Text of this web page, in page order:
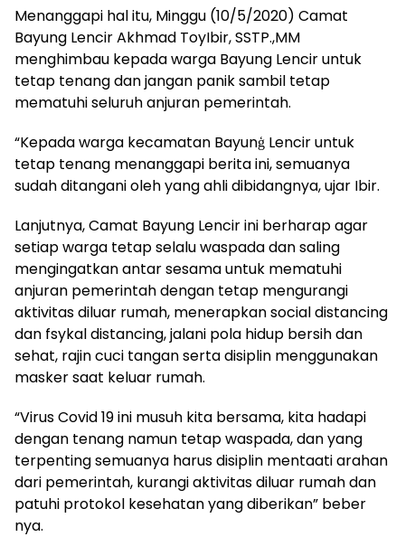
Menanggapi hal itu, Minggu (10/5/2020) Camat
Bayung Lencir Akhmad ToyIbir, SSTP.,MM
menghimbau kepada warga Bayung Lencir untuk
tetap tenang dan jangan panik sambil tetap
mematuhi seluruh anjuran pemerintah.
“Kepada warga kecamatan Bayunģ Lencir untuk
tetap tenang menanggapi berita ini, semuanya
sudah ditangani oleh yang ahli dibidangnya, ujar Ibir.
Lanjutnya, Camat Bayung Lencir ini berharap agar
setiap warga tetap selalu waspada dan saling
mengingatkan antar sesama untuk mematuhi
anjuran pemerintah dengan tetap mengurangi
aktivitas diluar rumah, menerapkan social distancing
dan fsykal distancing, jalani pola hidup bersih dan
sehat, rajin cuci tangan serta disiplin menggunakan
masker saat keluar rumah.
“Virus Covid 19 ini musuh kita bersama, kita hadapi
dengan tenang namun tetap waspada, dan yang
terpenting semuanya harus disiplin mentaati arahan
dari pemerintah, kurangi aktivitas diluar rumah dan
patuhi protokol kesehatan yang diberikan” beber
nya.